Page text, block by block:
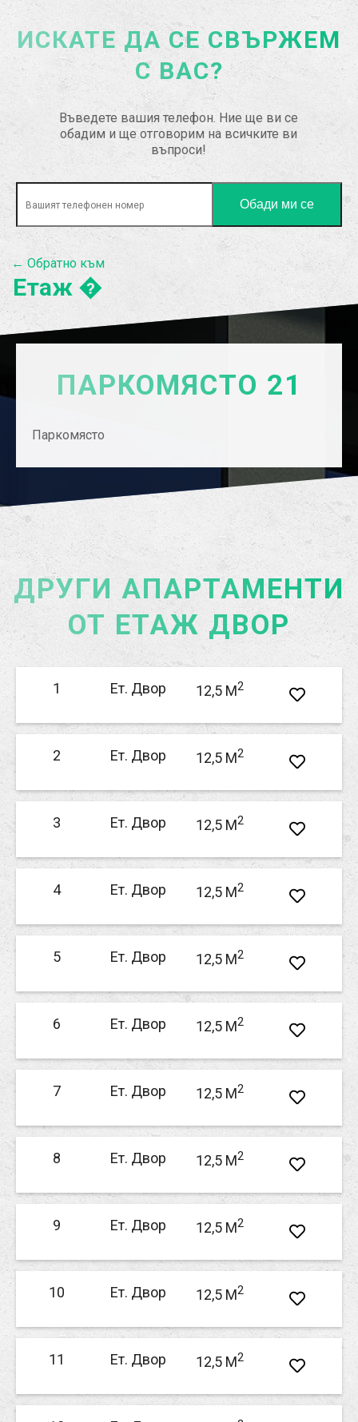
ИСКАТЕ ДА СЕ СВЪРЖЕМ
С ВАС?
Въведете вашия телефон. Ние ще ви се
обадим и ще отговорим на всичките ви
въпроси!
ПАРКОМЯСТО 21
Паркомясто
ДРУГИ АПАРТАМЕНТИ
ОТ ЕТАЖ ДВОР
1 Ет. Двор 12,5 M2
2 Ет. Двор 12,5 M2
3 Ет. Двор 12,5 M2
4 Ет. Двор 12,5 M2
5 Ет. Двор 12,5 M2
6 Ет. Двор 12,5 M2
7 Ет. Двор 12,5 M2
8 Ет. Двор 12,5 M2
9 Ет. Двор 12,5 M2
10 Ет. Двор 12,5 M2
11 Ет. Двор 12,5 M2
← Обратно към
Етаж �